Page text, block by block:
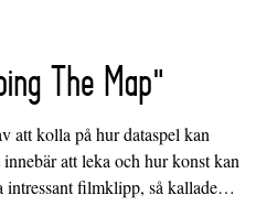
The Map"
att kolla på hur dataspel kan
att leka och hur konst kan
intressant filmklipp, så kallade…